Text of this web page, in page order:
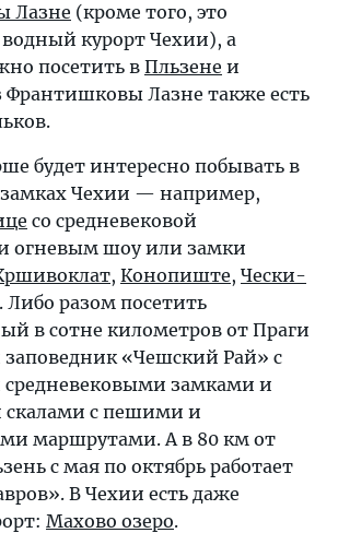
Лазне (кроме того, это
курорт Чехии), а
посетить в Пльзене и
Франтишковы Лазне также есть
будет интересно побывать в
Чехии — например,
со средневековой
огневым шоу или замки
, Конопиште, Чески-
Либо разом посетить
в сотне километров от Праги
«Чешский Рай» с
замками и
с пешими и
маршрутами. А в 80 км от
с мая по октябрь работает
В Чехии есть даже
Махово озеро.